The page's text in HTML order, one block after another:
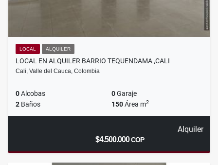
LOCAL ALQUILER
LOCAL EN ALQUILER BARRIO TEQUENDAMA ,CALI
Cali, Valle del Cauca, Colombia
0Alcobas 0Garaje
2 Baños 150Área m2
Alquiler
$4.500.000COP